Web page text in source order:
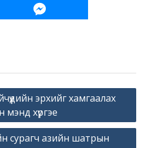
эрхийг хамгаалах
мэнд хүргэе
сурагч азийн шатрын